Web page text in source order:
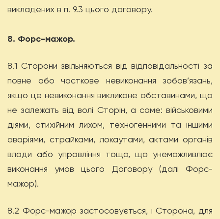
викладених в п. 9.3 цього договору.
8. Форс-мажор.
8.1 Сторони звільняються від відповідальності за
повне або часткове невиконання зобов’язань,
якщо це невиконання викликане обставинами, що
не залежать від волі Сторін, а саме: військовими
діями, стихійним лихом, техногенними та іншими
аваріями, страйками, локаутами, актами органів
влади або управління тощо, що унеможливлює
виконання умов цього Договору (далі Форс-
мажор).
8.2 Форс-мажор застосовується, і Сторона, для